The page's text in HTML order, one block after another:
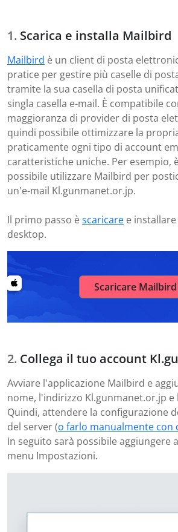
Scarica e installa Mailbird
Mailbird è un client di posta
pratice per gestire più caselle di
tramite la sua casella di posta
singla casella e-mail. È compatibile
maggioranza di provider di posta
quindi possibile ottimizzare la
praticamente ogni tipo di account
caratteristiche uniche. Per esempio,
possibile utilizzare Mailbird per
un'e-mail Kl.gunmanet.or.jp.
Il primo passo èscaricare e
desktop.
Scaricare Mailbird
Collega il tuo account
Avviare l'applicazione Mailbird e
nome, l'indirizzo Kl.gunmanet.or.jp e
Quindi, attendere la configurazione
del server (o farlo manualmente con
In seguito sarà possibile aggiungere
menu Impostazioni.